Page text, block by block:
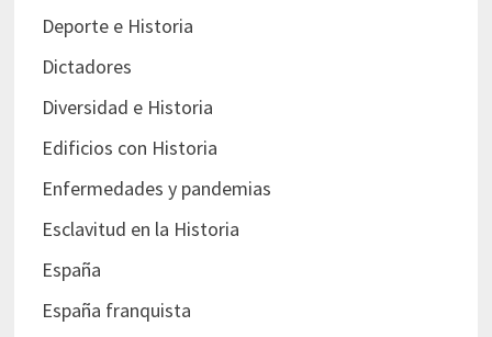
Deporte e Historia
Dictadores
Diversidad e Historia
Edificios con Historia
Enfermedades y pandemias
Esclavitud en la Historia
España
España franquista